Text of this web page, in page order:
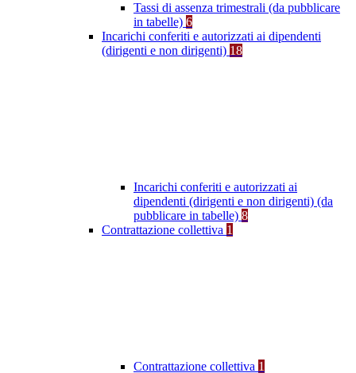
Tassi di assenza trimestrali (da pubblicare
in tabelle) 6
Incarichi conferiti e autorizzati ai dipendenti
(dirigenti e non dirigenti) 18
Incarichi conferiti e autorizzati ai
dipendenti (dirigenti e non dirigenti) (da
pubblicare in tabelle) 8
Contrattazione collettiva 1
Contrattazione collettiva 1